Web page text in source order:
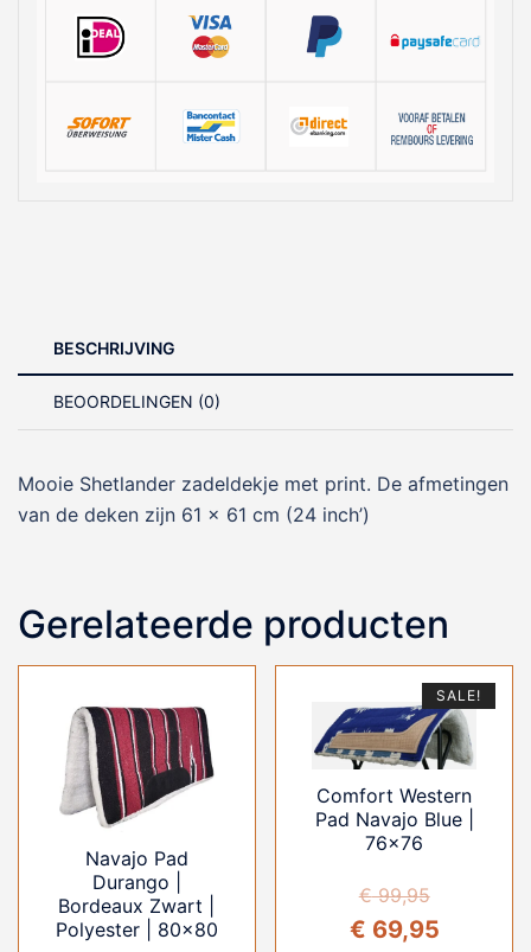
BESCHRIJVING
BEOORDELINGEN (0)
Mooie Shetlander zadeldekje met print. De afmetingen
van de deken zijn 61 x 61 cm (24 inch’)
Gerelateerde producten
Navajo Pad
Durango |
Bordeaux Zwart |
Polyester | 80×80
SALE!
Comfort Western
Pad Navajo Blue |
76×76
€99,95
Oorspronkelijke
€ 69,95Huidige